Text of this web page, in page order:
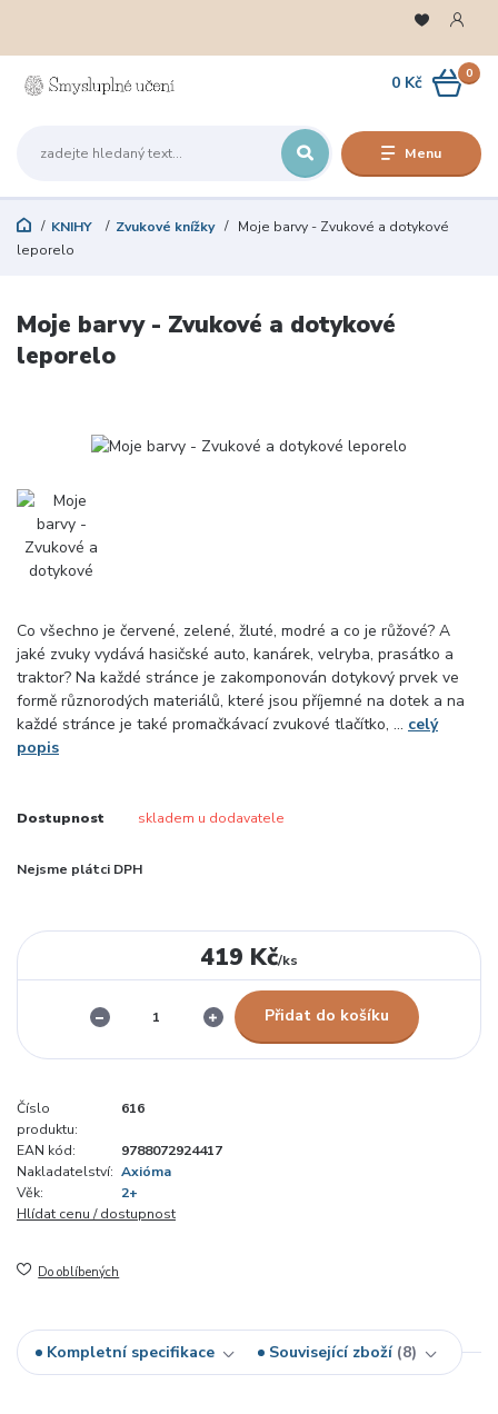
Menu
0
0 Kč
KNIHY Zvukové knížky
Moje barvy - Zvukové a dotykové
leporelo
Moje barvy - Zvukové a dotykové
leporelo
Co všechno je červené, zelené, žluté, modré a co je růžové? A
jaké zvuky vydává hasičské auto, kanárek, velryba, prasátko a
traktor? Na každé stránce je zakomponován dotykový prvek ve
formě různorodých materiálů, které jsou příjemné na dotek a na
každé stránce je také promačkávací zvukové tlačítko, ... celý
popis
Dostupnost skladem u dodavatele
Nejsme plátci DPH
419 Kč/ks
Přidat do košíku
Číslo
produktu:
616
EAN kód:
9788072924417
Nakladatelství: Axióma
Věk:
2+
Hlídat cenu / dostupnost
Do oblíbených
Kompletní specifikace Související zboží 8